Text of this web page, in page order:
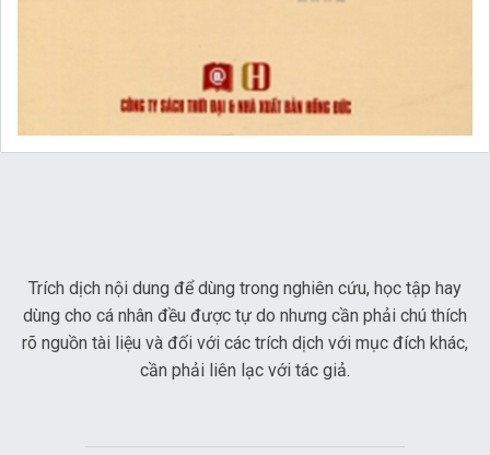
Trích dịch nội dung để dùng trong nghiên cứu, học tập hay
dùng cho cá nhân đều được tự do nhưng cần phải chú thích
rõ nguồn tài liệu và đối với các trích dịch với mục đích khác,
cần phải liên lạc với tác giả.